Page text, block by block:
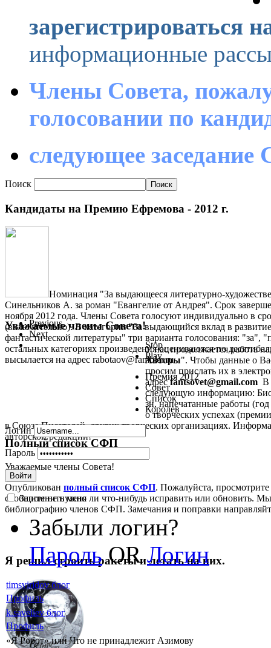
зарегистрироваться
информационные
Члены Совета,
голосовании по
следующее заседание
Поиск
Кандидаты на Премию Ефремова - 2012 г.
Номинация "За выдающееся литературно-
Синельников А. за роман "Евангелие от Андрея". Срок
ноября 2012 года. Члены Совета голосуют индивидуально в
(включительно). В категории "За выдающийся вклад в
фантастической литературы" три варианта голосования: "за",
остальных категориях произведения оцениваются по
высылается на адрес rabotaov@rambler.ru
Уважаемые члены Совета!
У нас продолжается работа
Авторы". Чтобы данные о
просим прислать их в
адресfantsovet@gmail.com В
следующую информацию:
зн, напечатанные работы
о творческих успехах
в Союзе Писателей, других творческих организациях.
авторской редакции!
Полный список СФП
Уважаемые члены Совета!
Опубликован полный список СФП. Пожалуйста,
сообщите не нужно ли что-нибудь исправить или обновить.
библиографию членов СФП. Замечания и поправки
Я решил строить ракеты и летать на них.
Previous
Next
Stop
Play
Премия 2012
Совет
Список
Королев
Логин
Пароль
Войти
Запомнить меня
Забыли логин?
ПарольORЛогин
timsviridov блог
Профиль
k.saveliev блог
Профиль
«Я Робот» или Что не принадлежит Азимову